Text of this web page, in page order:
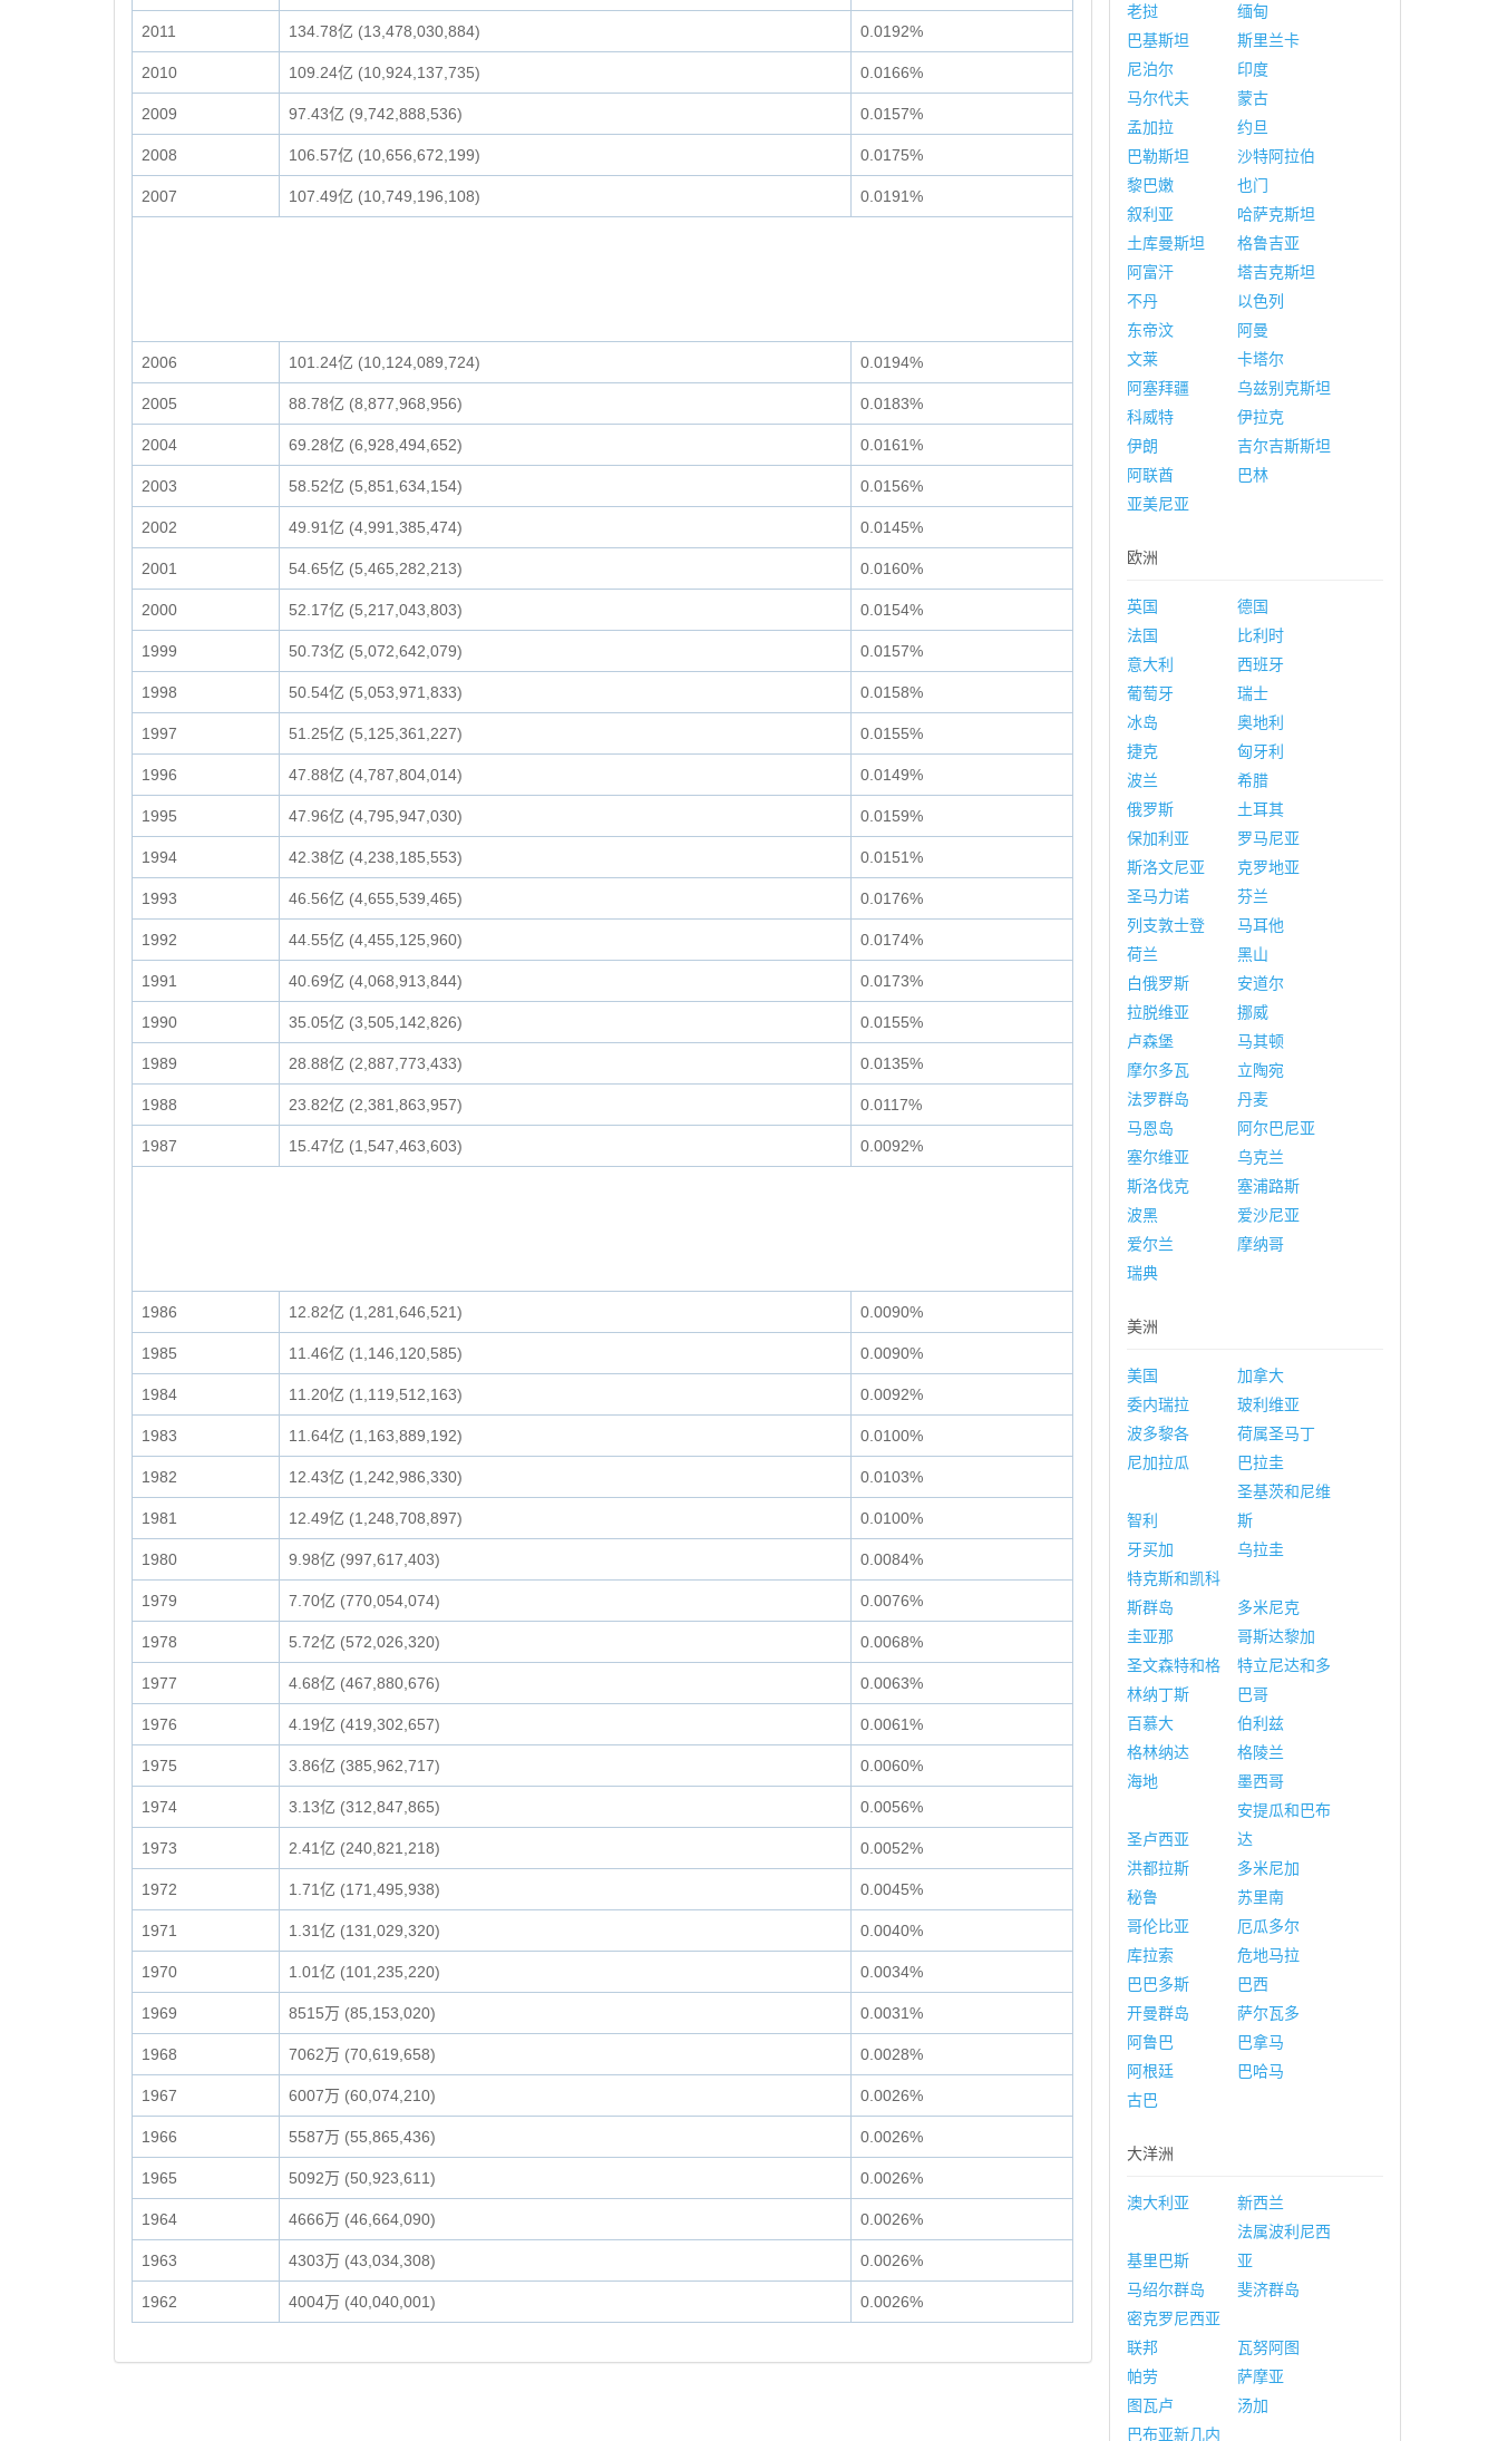
2011 134.78亿 (13,478,030,884) 0.0192%
2010 109.24亿 (10,924,137,735) 0.0166%
2009 97.43亿 (9,742,888,536) 0.0157%
2008 106.57亿 (10,656,672,199) 0.0175%
2007 107.49亿 (10,749,196,108) 0.0191%
2006 101.24亿 (10,124,089,724) 0.0194%
2005 88.78亿 (8,877,968,956) 0.0183%
2004 69.28亿 (6,928,494,652) 0.0161%
2003 58.52亿 (5,851,634,154) 0.0156%
2002 49.91亿 (4,991,385,474) 0.0145%
2001 54.65亿 (5,465,282,213) 0.0160%
2000 52.17亿 (5,217,043,803) 0.0154%
1999 50.73亿 (5,072,642,079) 0.0157%
1998 50.54亿 (5,053,971,833) 0.0158%
1997 51.25亿 (5,125,361,227) 0.0155%
1996 47.88亿 (4,787,804,014) 0.0149%
1995 47.96亿 (4,795,947,030) 0.0159%
1994 42.38亿 (4,238,185,553) 0.0151%
1993 46.56亿 (4,655,539,465) 0.0176%
1992 44.55亿 (4,455,125,960) 0.0174%
1991 40.69亿 (4,068,913,844) 0.0173%
1990 35.05亿 (3,505,142,826) 0.0155%
1989 28.88亿 (2,887,773,433) 0.0135%
1988 23.82亿 (2,381,863,957) 0.0117%
1987 15.47亿 (1,547,463,603) 0.0092%
1986 12.82亿 (1,281,646,521) 0.0090%
1985 11.46亿 (1,146,120,585) 0.0090%
1984 11.20亿 (1,119,512,163) 0.0092%
1983 11.64亿 (1,163,889,192) 0.0100%
1982 12.43亿 (1,242,986,330) 0.0103%
1981 12.49亿 (1,248,708,897) 0.0100%
1980 9.98亿 (997,617,403) 0.0084%
1979 7.70亿 (770,054,074) 0.0076%
1978 5.72亿 (572,026,320) 0.0068%
1977 4.68亿 (467,880,676) 0.0063%
1976 4.19亿 (419,302,657) 0.0061%
1975 3.86亿 (385,962,717) 0.0060%
1974 3.13亿 (312,847,865) 0.0056%
1973 2.41亿 (240,821,218) 0.0052%
1972 1.71亿 (171,495,938) 0.0045%
1971 1.31亿 (131,029,320) 0.0040%
1970 1.01亿 (101,235,220) 0.0034%
1969 8515万 (85,153,020) 0.0031%
1968 7062万 (70,619,658) 0.0028%
1967 6007万 (60,074,210) 0.0026%
1966 5587万 (55,865,436) 0.0026%
1965 5092万 (50,923,611) 0.0026%
1964 4666万 (46,664,090) 0.0026%
1963 4303万 (43,034,308) 0.0026%
1962 4004万 (40,040,001) 0.0026%
老挝
缅甸
巴基斯坦
斯里兰卡
尼泊尔
印度
马尔代夫
蒙古
孟加拉
约旦
巴勒斯坦
沙特阿拉伯
黎巴嫩
也门
叙利亚
哈萨克斯坦
土库曼斯坦
格鲁吉亚
阿富汗
塔吉克斯坦
不丹
以色列
东帝汶
阿曼
文莱
卡塔尔
阿塞拜疆
乌兹别克斯坦
科威特
伊拉克
伊朗
吉尔吉斯斯坦
阿联酋
巴林
亚美尼亚
欧洲
英国
德国
法国
比利时
意大利
西班牙
葡萄牙
瑞士
冰岛
奥地利
捷克
匈牙利
波兰
希腊
俄罗斯
土耳其
保加利亚
罗马尼亚
斯洛文尼亚
克罗地亚
圣马力诺
芬兰
列支敦士登
马耳他
荷兰
黑山
白俄罗斯
安道尔
拉脱维亚
挪威
卢森堡
马其顿
摩尔多瓦
立陶宛
法罗群岛
丹麦
马恩岛
阿尔巴尼亚
塞尔维亚
乌克兰
斯洛伐克
塞浦路斯
波黑
爱沙尼亚
爱尔兰
摩纳哥
瑞典
美洲
美国
加拿大
委内瑞拉
玻利维亚
波多黎各
荷属圣马丁
尼加拉瓜
巴拉圭
智利
圣基茨和尼维
斯
牙买加
乌拉圭
特克斯和凯科
斯群岛
多米尼克
圭亚那
哥斯达黎加
圣文森特和格
林纳丁斯
特立尼达和多
巴哥
百慕大
伯利兹
格林纳达
格陵兰
海地
墨西哥
圣卢西亚
安提瓜和巴布
达
洪都拉斯
多米尼加
秘鲁
苏里南
哥伦比亚
厄瓜多尔
库拉索
危地马拉
巴巴多斯
巴西
开曼群岛
萨尔瓦多
阿鲁巴
巴拿马
阿根廷
巴哈马
古巴
大洋洲
澳大利亚 新西兰
基里巴斯
法属波利尼西
亚
马绍尔群岛
斐济群岛
密克罗尼西亚
联邦
瓦努阿图
帕劳
萨摩亚
图瓦卢
汤加
巴布亚新几内